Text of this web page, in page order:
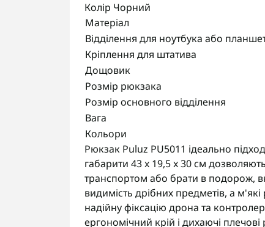
Колір Чорний
Матеріал
Відділення для ноутбука або
Кріплення для штатива
Дощовик
Розмір рюкзака
Розмір основного відділення
Вага
Кольори
Рюкзак Puluz PU5011 ідеально
габарити 43 x 19,5 x 30 см
транспортом або брати в подорож,
видимість дрібних предметів, а
надійну фіксацію дрона та
ергономічний крій і дихаючі